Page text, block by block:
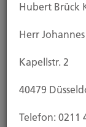
den Fall, dass
zerstört wird.
einschließt,
Baubeginn
Hubert Brück
Herr
Kapellstr. 2
40479
Telefon: 0211